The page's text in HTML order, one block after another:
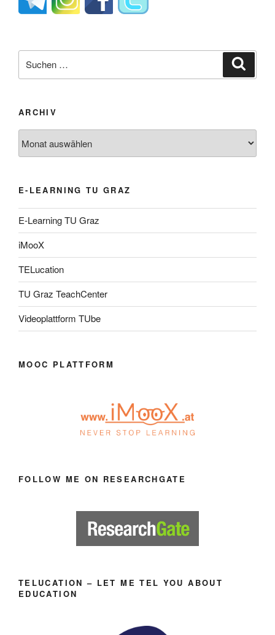
nach:
ARCHIV
E-LEARNING TU GRAZ
E-Learning TU Graz
iMooX
TELucation
TU Graz TeachCenter
Videoplattform TUbe
MOOC PLATTFORM
FOLLOW ME ON RESEARCHGATE
TELUCATION – LET ME TEL YOU ABOUT
EDUCATION